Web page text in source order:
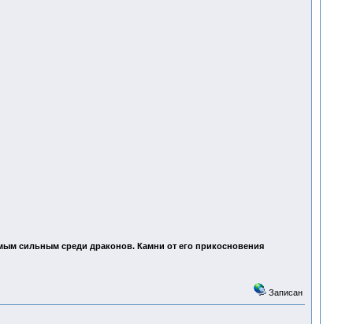
сильным среди драконов. Камни от его прикосновения
Записан